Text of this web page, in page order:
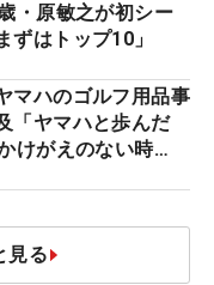
・原敏之が初シー
ずはトップ10」
マハのゴルフ用品事
「ヤマハと歩んだ
けがえのない時
見る